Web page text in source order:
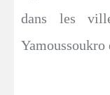
dans les
Yamoussoukro